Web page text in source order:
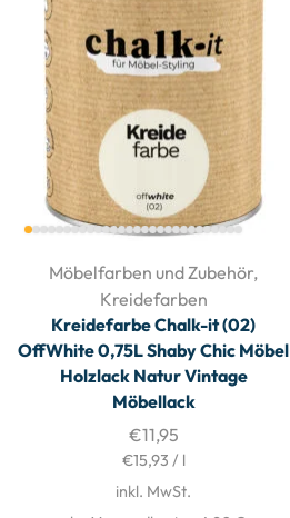
Möbelfarben und Zubehör,
Kreidefarben
Kreidefarbe Chalk-it (02)
OffWhite 0,75L Shaby Chic Möbel
Holzlack Natur Vintage
Möbellack
€11,95
€15,93 / l
inkl. MwSt.